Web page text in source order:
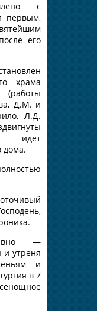
с
первым,
его
храма
Д.М. и
Л.Д.
идет
дома.
—
и утреня
и
в 7